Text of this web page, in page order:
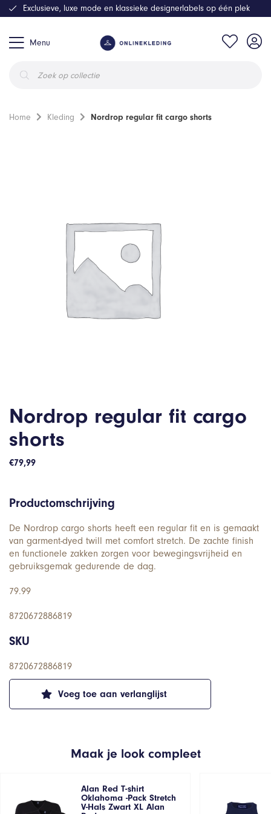
Menu
zoeken
Exclusieve, luxe mode en klassieke designerlabels op één plek
Home Kleding Nordrop regular fit cargo shorts
Nordrop regular fit cargo
shorts
€79,99
Voeg toe aan verlanglijst
Productomschrijving
De Nordrop cargo shorts heeft een regular fit en is gemaakt
van garment-dyed twill met comfort stretch. De zachte finish
en functionele zakken zorgen voor bewegingsvrijheid en
gebruiksgemak gedurende de dag.
79.99
8720672886819
SKU
8720672886819
Maak je look compleet
Alan Red T-shirt
Oklahoma -Pack Stretch
V-Hals Zwart XL Alan